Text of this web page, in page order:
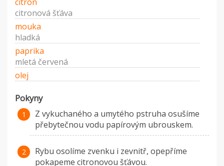
citronová šťáva
mouka
hladká
paprika
mletá červená
olej
Pokyny
Z vykuchaného a umytého pstruha osušíme
přebytečnou vodu papírovým ubrouskem.
Rybu osolíme zvenku i zevnitř, opepříme
pokapeme citronovou šťávou.